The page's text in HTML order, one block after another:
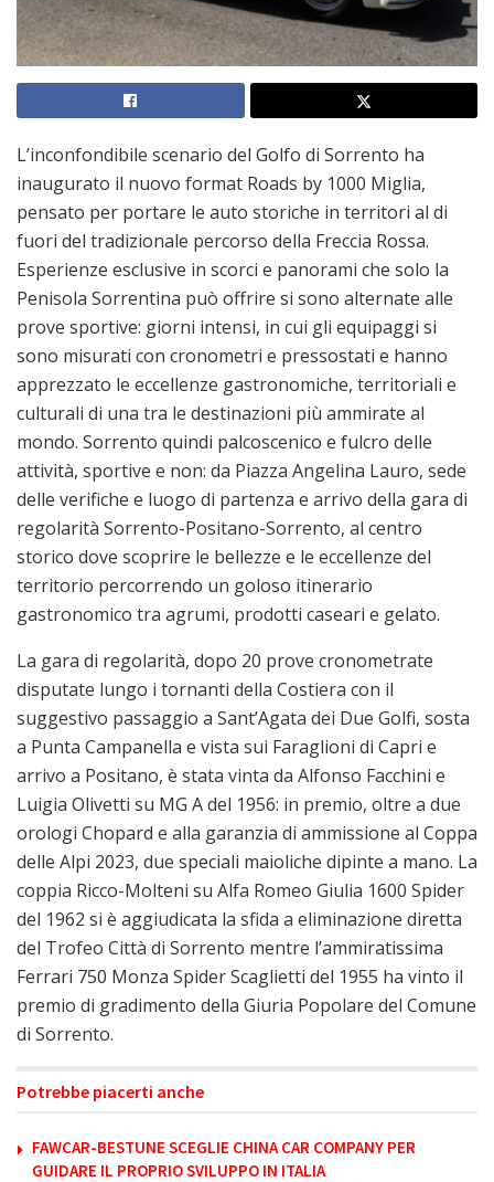
L’inconfondibile scenario del Golfo di Sorrento ha
inaugurato il nuovo format Roads by 1000 Miglia,
pensato per portare le auto storiche in territori al di
fuori del tradizionale percorso della Freccia Rossa.
Esperienze esclusive in scorci e panorami che solo la
Penisola Sorrentina può offrire si sono alternate alle
prove sportive: giorni intensi, in cui gli equipaggi si
sono misurati con cronometri e pressostati e hanno
apprezzato le eccellenze gastronomiche, territoriali e
culturali di una tra le destinazioni più ammirate al
mondo. Sorrento quindi palcoscenico e fulcro delle
attività, sportive e non: da Piazza Angelina Lauro, sede
delle verifiche e luogo di partenza e arrivo della gara di
regolarità Sorrento-Positano-Sorrento, al centro
storico dove scoprire le bellezze e le eccellenze del
territorio percorrendo un goloso itinerario
gastronomico tra agrumi, prodotti caseari e gelato.
La gara di regolarità, dopo 20 prove cronometrate
disputate lungo i tornanti della Costiera con il
suggestivo passaggio a Sant’Agata dei Due Golfi, sosta
a Punta Campanella e vista sui Faraglioni di Capri e
arrivo a Positano, è stata vinta da Alfonso Facchini e
Luigia Olivetti su MG A del 1956: in premio, oltre a due
orologi Chopard e alla garanzia di ammissione al Coppa
delle Alpi 2023, due speciali maioliche dipinte a mano. La
coppia Ricco-Molteni su Alfa Romeo Giulia 1600 Spider
del 1962 si è aggiudicata la sfida a eliminazione diretta
del Trofeo Città di Sorrento mentre l’ammiratissima
Ferrari 750 Monza Spider Scaglietti del 1955 ha vinto il
premio di gradimento della Giuria Popolare del Comune
di Sorrento.
Potrebbe piacerti anche
FAWCAR-BESTUNE SCEGLIE CHINA CAR COMPANY PER
GUIDARE IL PROPRIO SVILUPPO IN ITALIA